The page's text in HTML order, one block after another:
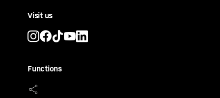
Visit us
Functions